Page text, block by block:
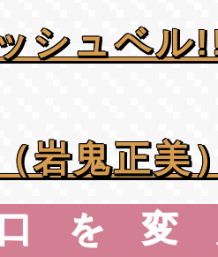
シュベル
岩鬼正美
を